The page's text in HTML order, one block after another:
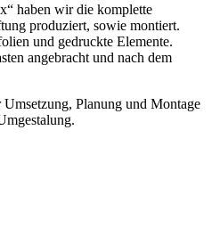
haben wir die komplette
produziert, sowie montiert.
und gedruckte Elemente.
angebracht und nach dem
Planung und Montage